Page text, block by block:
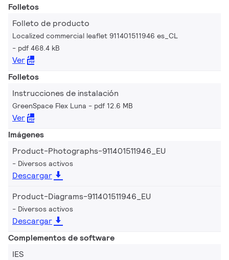
Folletos
Folleto de producto
Localized commercial leaflet 911401511946 es_CL
pdf 468.4 kB
Ver
Folletos
Instrucciones de instalación
GreenSpace Flex Luna pdf 12.6 MB
Ver
Imágenes
Product-Photographs-911401511946_EU
Diversos activos
Descargar
Product-Diagrams-911401511946_EU
Diversos activos
Descargar
Complementos de software
IES